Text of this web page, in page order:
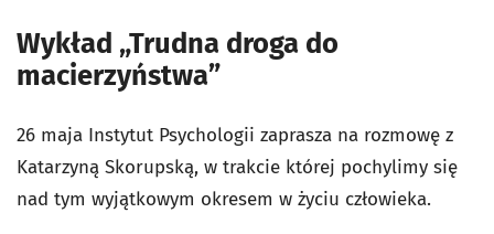
Wykład „Trudna droga do
macierzyństwa”
26 maja Instytut Psychologii zaprasza na rozmowę z
Katarzyną Skorupską, w trakcie której pochylimy się
nad tym wyjątkowym okresem w życiu człowieka.